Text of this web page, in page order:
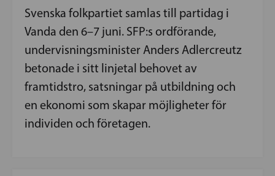
Svenska folkpartiet samlas till partidag i
Vanda den 6–7 juni. SFP:s ordförande,
undervisningsminister Anders Adlercreutz
betonade i sitt linjetal behovet av
framtidstro, satsningar på utbildning och
en ekonomi som skapar möjligheter för
individen och företagen.